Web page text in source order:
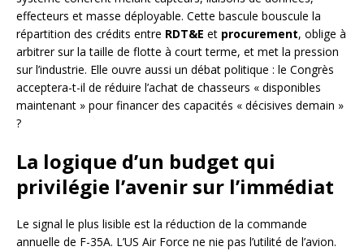
effecteurs et masse déployable. Cette bascule bouscule la
répartition des crédits entre RDT&E et procurement, oblige à
arbitrer sur la taille de flotte à court terme, et met la pression
sur l’industrie. Elle ouvre aussi un débat politique : le Congrès
acceptera-t-il de réduire l’achat de chasseurs « disponibles
maintenant » pour financer des capacités « décisives demain »
?
La logique d’un budget qui
privilégie l’avenir sur l’immédiat
Le signal le plus lisible est la réduction de la commande
annuelle de F-35A. L’US Air Force ne nie pas l’utilité de l’avion.